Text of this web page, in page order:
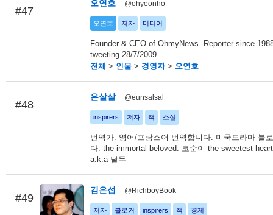
#47
오연호 @ohyeonho
오연호 저자 미디어
Founder & CEO of OhmyNews. Reporter since
tweeting 28/7/2009
전체 > 인물 > 경영자> 오연호
#48
은살살 @eunsalsal
inspirers 저자 책 소설
번역가. 영어/프랑스어 번역합니다. 미국드라마 블
다. the immortal beloved: 코순이 the sweetest
a.k.a 날두
#49
김은섭 @RichboyBook
저자 블로거 inspirers 책 경제